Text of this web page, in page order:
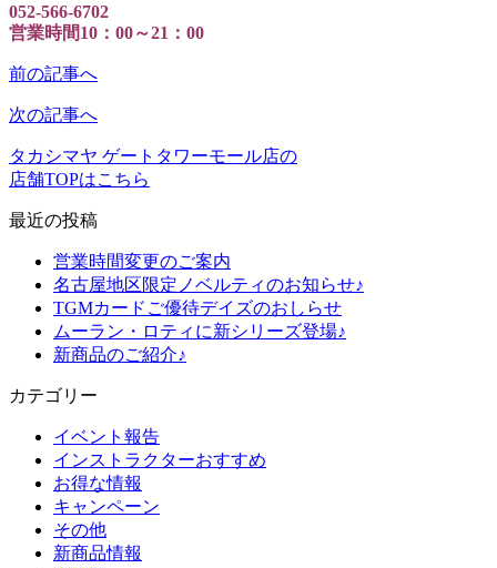
052-566-6702
営業時間10：00～21：00
前の記事へ
次の記事へ
タカシマヤ ゲートタワーモール店の
店舗TOPはこちら
最近の投稿
営業時間変更のご案内
名古屋地区限定ノベルティのお知らせ♪
TGMカードご優待デイズのおしらせ
ムーラン・ロティに新シリーズ登場♪
新商品のご紹介♪
カテゴリー
イベント報告
インストラクターおすすめ
お得な情報
キャンペーン
その他
新商品情報